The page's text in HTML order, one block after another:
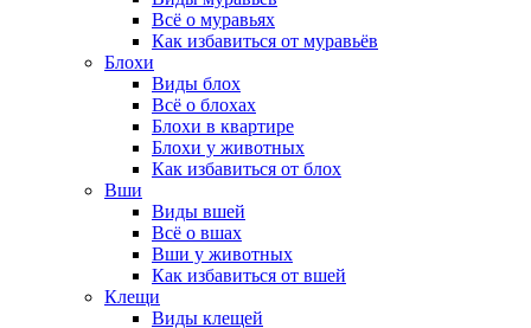
Всё о муравьях
Как избавиться от муравьёв
Блохи
Виды блох
Всё о блохах
Блохи в квартире
Блохи у животных
Как избавиться от блох
Вши
Виды вшей
Всё о вшах
Вши у животных
Как избавиться от вшей
Клещи
Виды клещей